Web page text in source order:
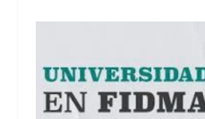
las
deficiencias
del
carril